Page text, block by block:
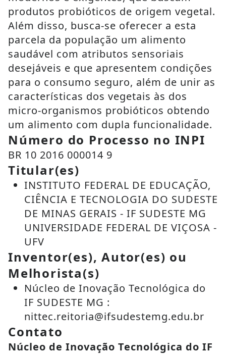
produtos probióticos de origem vegetal.
Além disso, busca-se oferecer a esta
parcela da população um alimento
saudável com atributos sensoriais
desejáveis e que apresentem condições
para o consumo seguro, além de unir as
características dos vegetais às dos
micro-organismos probióticos obtendo
um alimento com dupla funcionalidade.
Número do Processo no INPI
BR 10 2016 000014 9
Titular(es)
INSTITUTO FEDERAL DE EDUCAÇÃO,
CIÊNCIA E TECNOLOGIA DO SUDESTE
DE MINAS GERAIS - IF SUDESTE MG
UNIVERSIDADE FEDERAL DE VIÇOSA -
UFV
Inventor(es), Autor(es) ou
Melhorista(s)
Núcleo de Inovação Tecnológica do
IF SUDESTE MG :
nittec.reitoria@ifsudestemg.edu.br
Contato
Núcleo de Inovação Tecnológica do IF